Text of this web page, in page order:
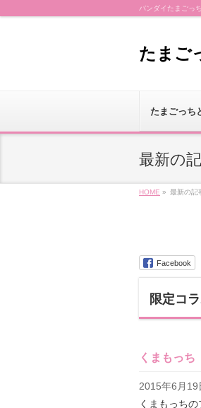
バンダイたまごっ
たまご
たまごっち
最新の
HOME » 最新の記
Facebook
限定コ
くまもっち
2015年6月19
くまもっち